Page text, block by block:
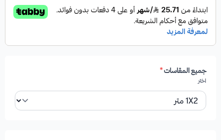
جميع المقاسات*
اختر